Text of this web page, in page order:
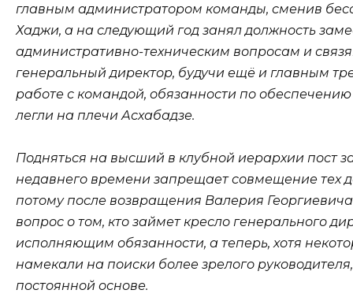
главным администратором команды, сменив
Хаджи, а на следующий год занял должность
административно-техническим вопросам и
генеральный директор, будучи ещё и главным
работе с командой, обязанности по
легли на плечи Асхабадзе.
Подняться на высший в клубной иерархии пост
недавнего времени запрещает совмещение тех
потому после возвращения Валерия
вопрос о том, кто займет кресло генерального
исполняющим обязанности, а теперь, хотя
намекали на поиски более зрелого
постоянной основе.